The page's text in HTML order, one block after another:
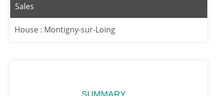
Sales
House : Montigny-sur-Loing
SUMMARY